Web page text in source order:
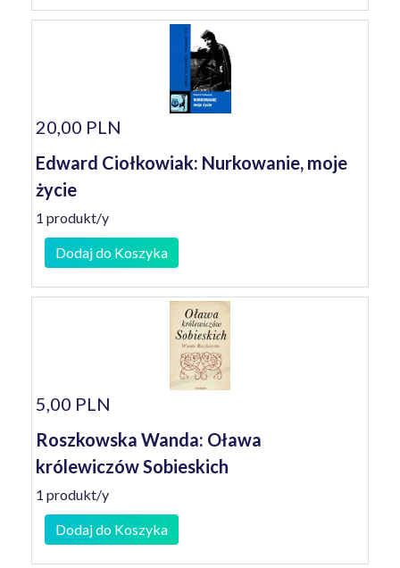
20,00 PLN
Edward Ciołkowiak: Nurkowanie, moje
życie
1 produkt/y
Dodaj do Koszyka
5,00 PLN
Roszkowska Wanda: Oława
królewiczów Sobieskich
1 produkt/y
Dodaj do Koszyka